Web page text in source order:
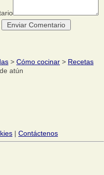
> Cómo cocinar > Recetas
atún
| Contáctenos